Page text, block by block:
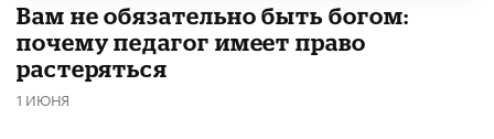
​Вам не обязательно быть богом:
почему педагог имеет право
растеряться
1 ИЮНЯ